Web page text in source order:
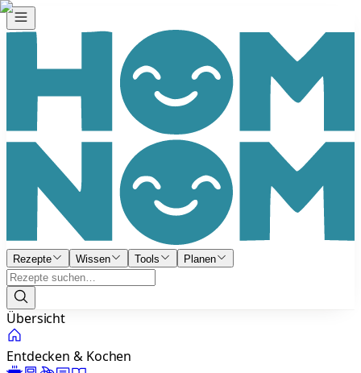
Rezepte Wissen Tools Planen
Übersicht
Entdecken & Kochen